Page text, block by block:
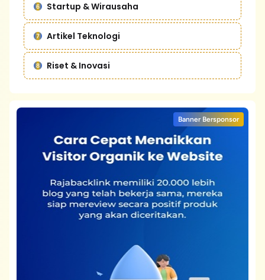
Startup & Wirausaha
Artikel Teknologi
Riset & Inovasi
Banner Bersponsor